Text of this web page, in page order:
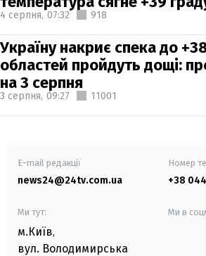
4 серпня, 07:32 918
Україну накриє спека до
областей пройдуть дощі:
на 3 серпня
3 серпня, 09:27 11001
E-mail редакції
news24@24tv.com.ua
Номер
+38
Ми тут:
м.Київ,
вул. Володимирська
Ми в